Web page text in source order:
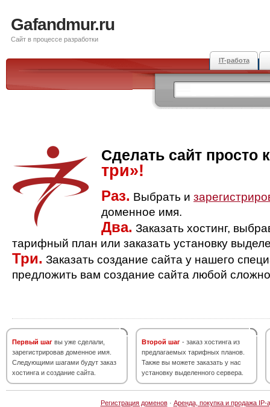
Gafandmur.ru
Сайт в процессе разработки
IT-работа
Сделать сайт просто
три»!
Раз. Выбрать и
доменное имя.
Два. Заказать хостинг,
тарифный план или заказать установку
Три. Заказать создание сайта у нашего
предложить вам создание сайта любой
Первый шаг вы уже сделали,
зарегистрировав доменное имя.
Следующими шагами будут заказ
хостинга и создание сайта.
Второй шаг - заказ хостинга из
предлагаемых тарифных планов.
Также вы можете заказать у нас
установку выделенного сервера.
Регистрация доменов· Аренда, покупка и продажа IP-